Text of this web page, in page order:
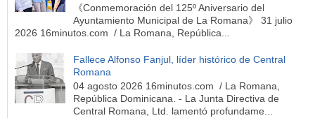
《Conmemoración del 125º Aniversario del
Ayuntamiento Municipal de La Romana》 31 julio
2026 16minutos.com / La Romana, República...
Fallece Alfonso Fanjul, líder histórico de Central
Romana
04 agosto 2026 16minutos.com / La Romana,
República Dominicana. - La Junta Directiva de
Central Romana, Ltd. lamentó profundame...